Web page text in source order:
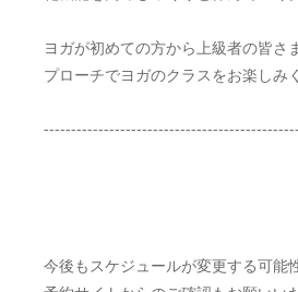
ヨガが初めての方から上級者の皆さ
プローチでヨガのクラスをお楽しみ
今後もスケジュールが変更する可能